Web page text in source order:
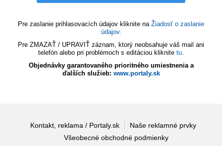
Pre zaslanie prihlasovacích údajov kliknite na Žiadosť o zaslanie
údajov.
Pre ZMAZAŤ / UPRAVIŤ záznam, ktorý neobsahuje váš mail ani
telefón alebo pri problémoch s editáciou kliknite tu.
Objednávky garantovaného prioritného umiestnenia a
ďalších služieb: www.portaly.sk
Kontakt, reklama / Portaly.sk
Naše reklamné prvky
Všeobecné obchodné podmienky